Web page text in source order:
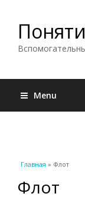
Menu
Вы здесь
Главная » Флот
Флот